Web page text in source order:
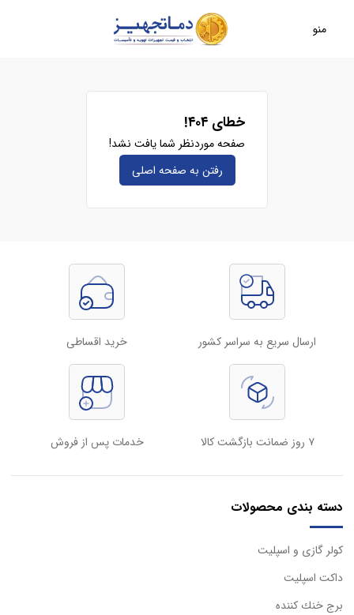
منو
خطای ۴۰۴!
صفحه موردنظر شما یافت نشد!
رفتن به صفحه‌ اصلی
ارسال سریع به سراسر کشور خرید اقساطی
۷ روز ضمانت بازگشت کالا خدمات پس از فروش
دسته بندی محصولات
كولر گازی و اسپليت
داكت اسپليت
برج خنك كننده